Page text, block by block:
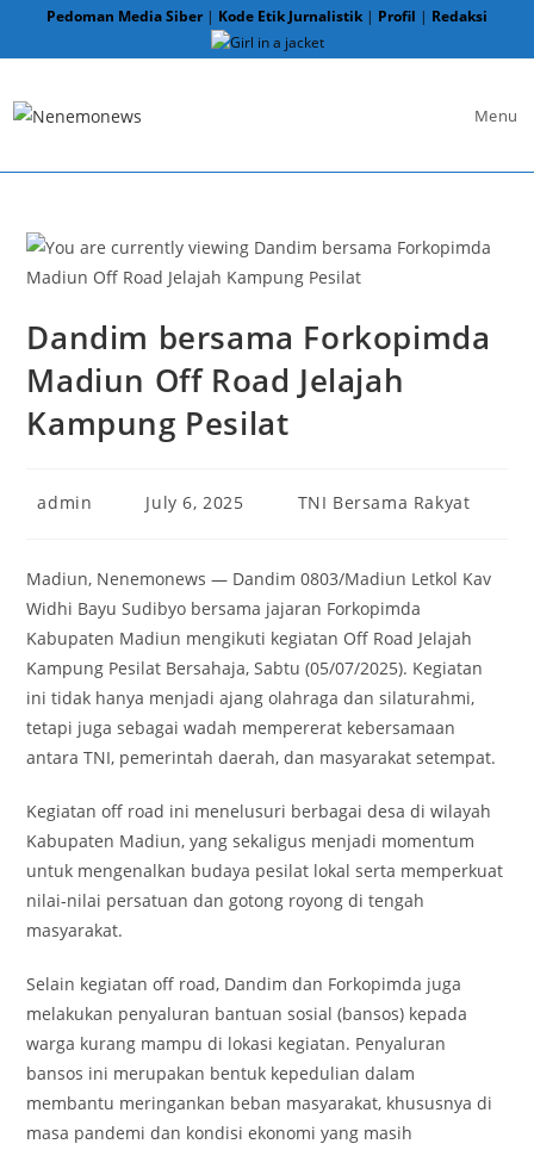
Pedoman Media Siber| Kode Etik Jurnalistik | Profil | Redaksi
Menu
Dandim bersama Forkopimda
Madiun Off Road Jelajah
Kampung Pesilat
Post
admin
Post
July 6, 2025
Post
TNI Bersama Rakyat
Madiun, Nenemonews — Dandim 0803/Madiun Letkol Kav
Widhi Bayu Sudibyo bersama jajaran Forkopimda
Kabupaten Madiun mengikuti kegiatan Off Road Jelajah
Kampung Pesilat Bersahaja, Sabtu (05/07/2025). Kegiatan
ini tidak hanya menjadi ajang olahraga dan silaturahmi,
tetapi juga sebagai wadah mempererat kebersamaan
antara TNI, pemerintah daerah, dan masyarakat setempat.
Kegiatan off road ini menelusuri berbagai desa di wilayah
Kabupaten Madiun, yang sekaligus menjadi momentum
untuk mengenalkan budaya pesilat lokal serta memperkuat
nilai-nilai persatuan dan gotong royong di tengah
masyarakat.
Selain kegiatan off road, Dandim dan Forkopimda juga
melakukan penyaluran bantuan sosial (bansos) kepada
warga kurang mampu di lokasi kegiatan. Penyaluran
bansos ini merupakan bentuk kepedulian dalam
membantu meringankan beban masyarakat, khususnya di
masa pandemi dan kondisi ekonomi yang masih